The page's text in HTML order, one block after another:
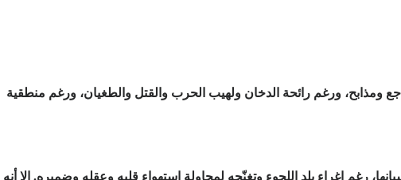
ومذابح، ورغم رائحة الدخان ولهيب الحرب والقتل والطغيان، ورغم منطقية
رغم إغراء بلد اللجوء وتغنّجه لمحاولة استهواء قلبه وعقله وضميره. إلا أنه